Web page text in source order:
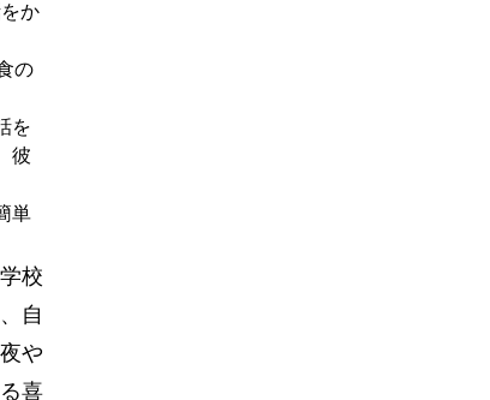
か
の
を
彼
単
校
自
や
喜